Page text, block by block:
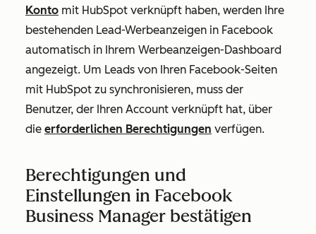
Konto mit HubSpot verknüpft haben, werden Ihre
bestehenden Lead-Werbeanzeigen in Facebook
automatisch in Ihrem Werbeanzeigen-Dashboard
angezeigt. Um Leads von Ihren Facebook-Seiten
mit HubSpot zu synchronisieren, muss der
Benutzer, der Ihren Account verknüpft hat, über
die erforderlichen Berechtigungen verfügen.
Berechtigungen und
Einstellungen in Facebook
Business Manager bestätigen